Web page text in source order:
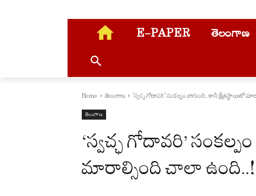
E-PAPER తెలంగాణ
Home తెలంగాణ 'స్వచ్ఛ గోదావరి' సంకల్పం బాగుంది.. కానీ క్షేత్రస్థాయిలో
తెలంగాణ
‘స్వచ్ఛ గోదావరి’
మారాల్సింది చాలా ఉంది..!